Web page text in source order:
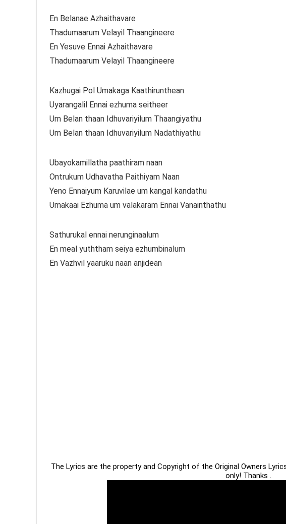
En Belanae Azhaithavare
Thadumaarum Velayil Thaangineere
En Yesuve Ennai Azhaithavare
Thadumaarum Velayil Thaangineere
Kazhugai Pol Umakaga Kaathirunthean
Uyarangalil Ennai ezhuma seitheer
Um Belan thaan Idhuvariyilum Thaangiyathu
Um Belan thaan Idhuvariyilum Nadathiyathu
Ubayokamillatha paathiram naan
Ontrukum Udhavatha Paithiyam Naan
Yeno Ennaiyum Karuvilae um kangal kandathu
Umakaai Ezhuma um valakaram Ennai Vanainthathu
Sathurukal ennai nerunginaalum
En meal yuththam seiya ezhumbinalum
En Vazhvil yaaruku naan anjidean
The Lyrics are the property and Copyright of the Original Owners
only! Thanks .